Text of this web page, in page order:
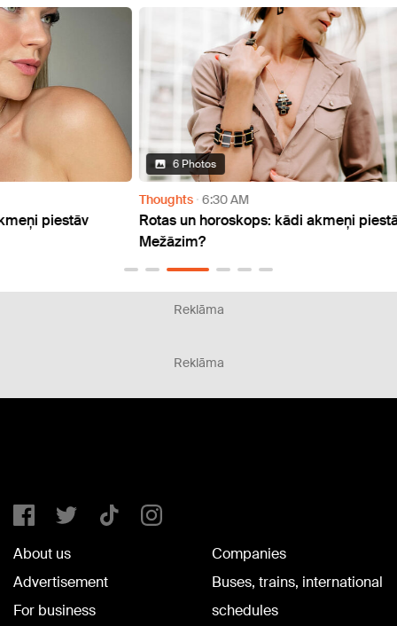
6:30 AM
Rotas un horoskops: kādi akmeņi piestāv
Reklāma
Reklāma
About us
Advertisement
For business
Companies
Buses, trains, international
schedules